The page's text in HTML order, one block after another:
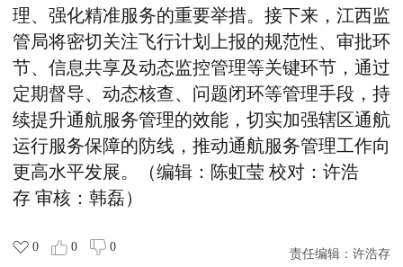
理、强化精准服务的重要举措。接下来，江西监
管局将密切关注飞行计划上报的规范性、审批环
节、信息共享及动态监控管理等关键环节，通过
定期督导、动态核查、问题闭环等管理手段，持
续提升通航服务管理的效能，切实加强辖区通航
运行服务保障的防线，推动通航服务管理工作向
更高水平发展。（编辑：陈虹莹 校对：许浩
存 审核：韩磊）
0 0 0
责任编辑： 许浩存